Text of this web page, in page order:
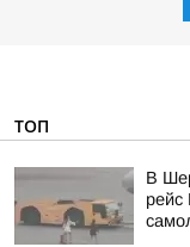
ТОП
В